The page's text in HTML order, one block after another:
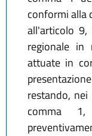
conformi alla
all'articolo 9,
regionale in
attuate in
restando,
comma